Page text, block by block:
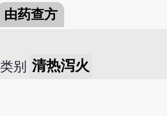
由药查方
类别 清热泻火